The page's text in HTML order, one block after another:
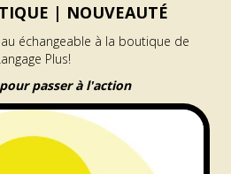
| NOUVEAUTÉ
échangeable à la boutique de
Plus!
passer à l'action